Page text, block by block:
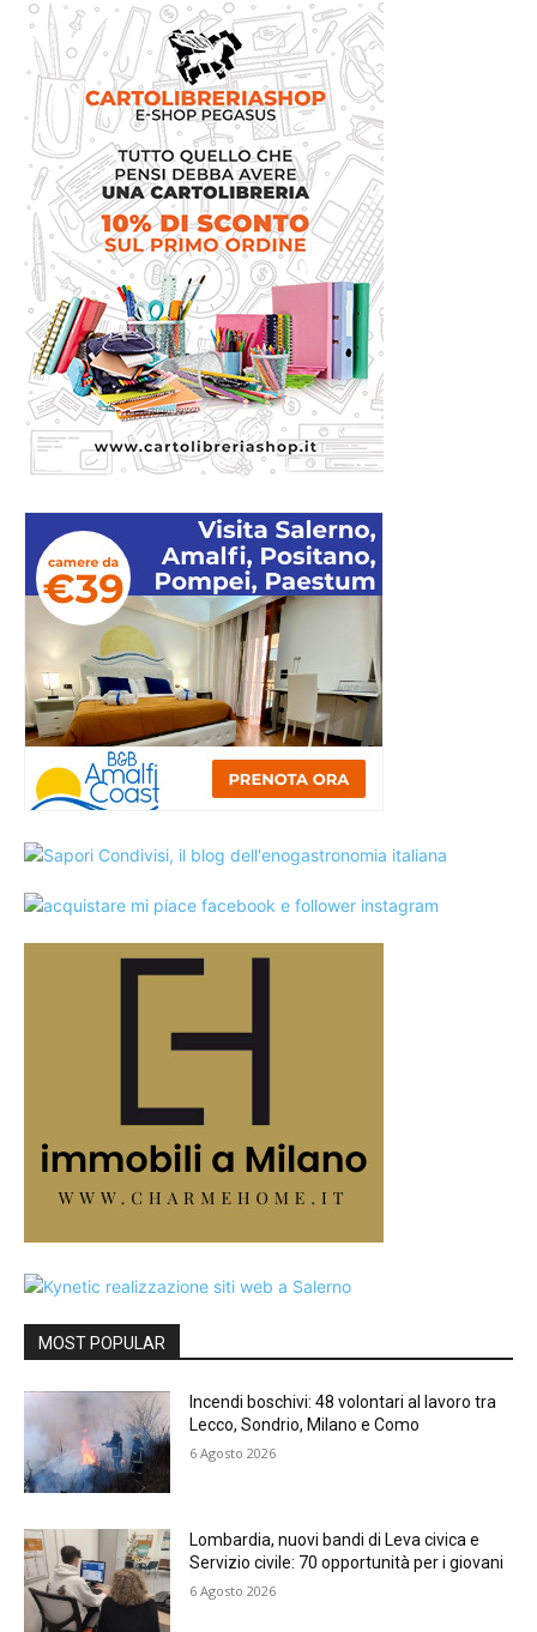
MOST POPULAR
Incendi boschivi: 48 volontari al lavoro tra
Lecco, Sondrio, Milano e Como
6 Agosto 2026
Lombardia, nuovi bandi di Leva civica e
Servizio civile: 70 opportunità per i giovani
6 Agosto 2026